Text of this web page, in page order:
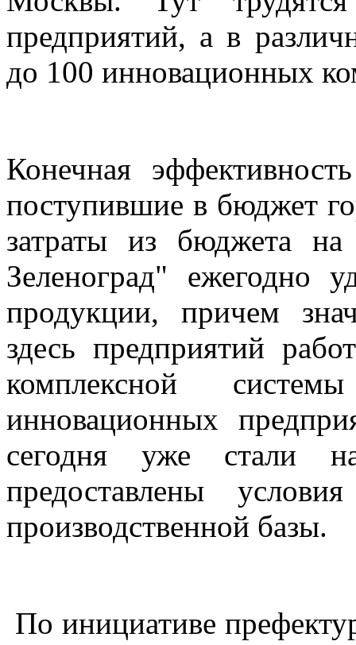
предприятий, а в
до 100 инновационных
Конечная
поступившие в бюджет
затраты из бюджета на
Зеленоград" ежегодно
продукции, причем
здесь предприятий
комплексной
инновационных
сегодня уже стали
предоставлены
производственной базы.
По инициативе